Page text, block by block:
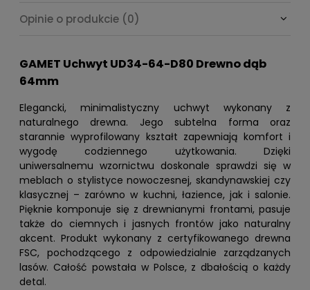
Opinie o produkcie (0)
GAMET Uchwyt UD34-64-D80 Drewno dąb
64mm
Elegancki, minimalistyczny uchwyt wykonany z
naturalnego drewna. Jego subtelna forma oraz
starannie wyprofilowany kształt zapewniają komfort i
wygodę codziennego użytkowania. Dzięki
uniwersalnemu wzornictwu doskonale sprawdzi się w
meblach o stylistyce nowoczesnej, skandynawskiej czy
klasycznej – zarówno w kuchni, łazience, jak i salonie.
Pięknie komponuje się z drewnianymi frontami, pasuje
także do ciemnych i jasnych frontów jako naturalny
akcent. Produkt wykonany z certyfikowanego drewna
FSC, pochodzącego z odpowiedzialnie zarządzanych
lasów. Całość powstała w Polsce, z dbałością o każdy
detal.